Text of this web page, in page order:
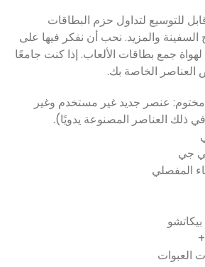
للتوسيع لتداول حزم البطاقات
والمزيد. نحب أن نفكر فيها على
جمع بطاقات الألعاب. إذا كنت جامعًا
العناصر الخاصة بك.
مختوم: عنصر جديد غير مستخدم وغير
ذلك العناصر المصنوعة يدويًا).